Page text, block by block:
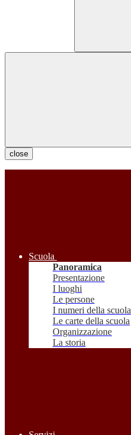
close
Scuola
Panoramica
Presentazione
I luoghi
Le persone
I numeri della scuola
Le carte della scuola
Organizzazione
La storia